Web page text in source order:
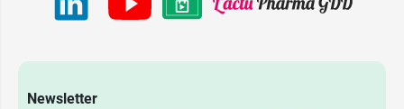
Newsletter